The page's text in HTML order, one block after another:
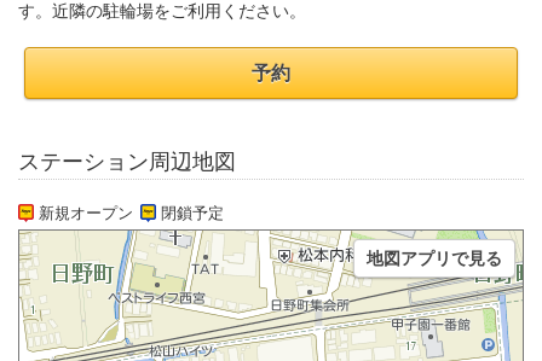
す。近隣の駐輪場をご利用ください。
予約
ステーション周辺地図
新規オープン 閉鎖予定
地図アプリで見る